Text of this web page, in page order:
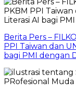
Berita Pers –
PPI Taiwan dan
bagi PMI dengan